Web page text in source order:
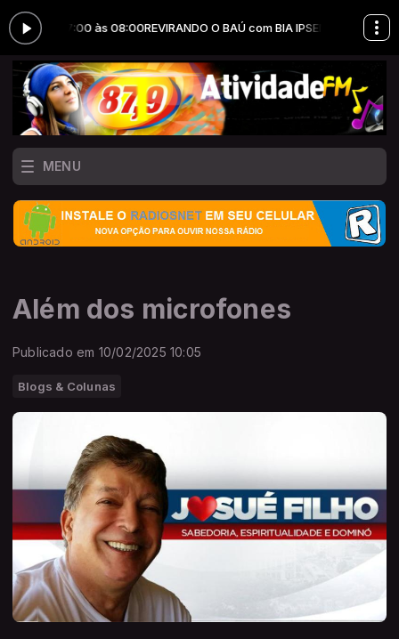
das 07:00 às 08:00REVIRANDO O BAÚ com BIA IPSEN das 07:00 às
MENU
Além dos microfones
Publicado em 10/02/2025 10:05
Blogs & Colunas